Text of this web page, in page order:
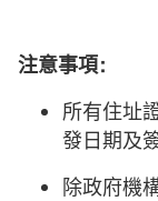
注意事項：
所有住址
發日期及
除政府機